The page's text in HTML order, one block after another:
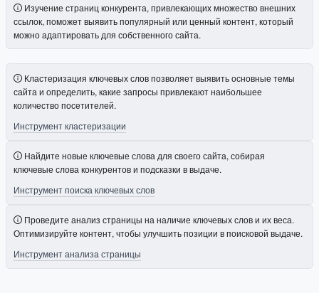
Изучение страниц конкурента, привлекающих множество внешних
ссылок, поможет выявить популярный или ценный контент, который
можно адаптировать для собственного сайта.
Кластеризация ключевых слов позволяет выявить основные темы
сайта и определить, какие запросы привлекают наибольшее
количество посетителей.
Инструмент кластеризации
Найдите новые ключевые слова для своего сайта, собирая
ключевые слова конкурентов и подсказки в выдаче.
Инструмент поиска ключевых слов
Проведите анализ страницы на наличие ключевых слов и их веса.
Оптимизируйте контент, чтобы улучшить позиции в поисковой выдаче.
Инструмент анализа страницы